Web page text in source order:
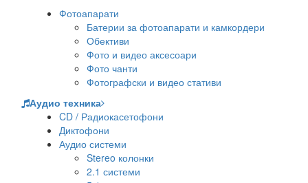
Фотоапарати
Батерии за фотоапарати и камкордери
Обективи
Фото и видео аксесоари
Фото чанти
Фотографски и видео стативи
Аудио техника
CD / Радиокасетофони
Диктофони
Аудио системи
Stereo колонки
2.1 системи